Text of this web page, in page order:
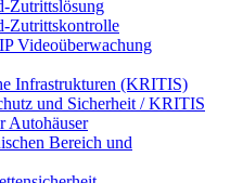
Zutrittslösung
Zutrittskontrolle
Videoüberwachung
Infrastrukturen (KRITIS)
und Sicherheit / KRITIS
Autohäuser
Bereich und